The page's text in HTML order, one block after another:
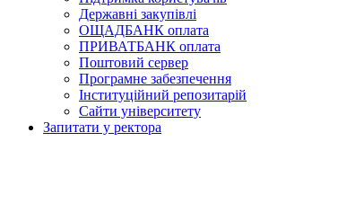
Державні закупівлі
ОЩАДБАНК оплата
ПРИВАТБАНК оплата
Поштовий сервер
Програмне забезпечення
Інституційний репозитарій
Сайти університету
Запитати у ректора